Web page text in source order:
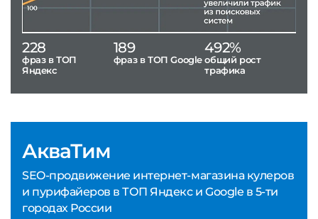
АкваТим
SEO-продвижение интернет-магазина кулеров
и пурифайеров в ТОП Яндекс и Google в 5-ти
городах России
228
фраз в ТОП
Яндекс
189
фраз в ТОП Google
492%
общий рост
трафика